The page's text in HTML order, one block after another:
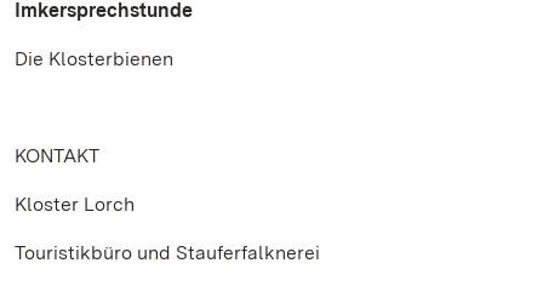
Imkersprechstunde
Die Klosterbienen
KONTAKT
Kloster Lorch
Touristikbüro und Stauferfalknerei